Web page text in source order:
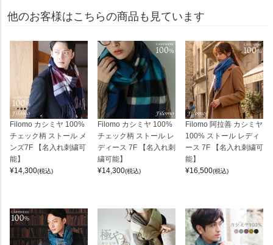
他のお客様はこちらの商品も見ています
Filomo カシミヤ 100%
チェック柄 ストール メ
ンズ7F 【名入れ刺繍可
能】
¥14,300(税込)
Filomo カシミヤ 100%
チェック柄 ストール レ
ディース 7F 【名入れ刺
繍可能】
¥14,300(税込)
Filomo 阿拉善 カシミヤ
100% ストール レディ
ース 7F 【名入れ刺繍可
能】
¥16,500(税込)